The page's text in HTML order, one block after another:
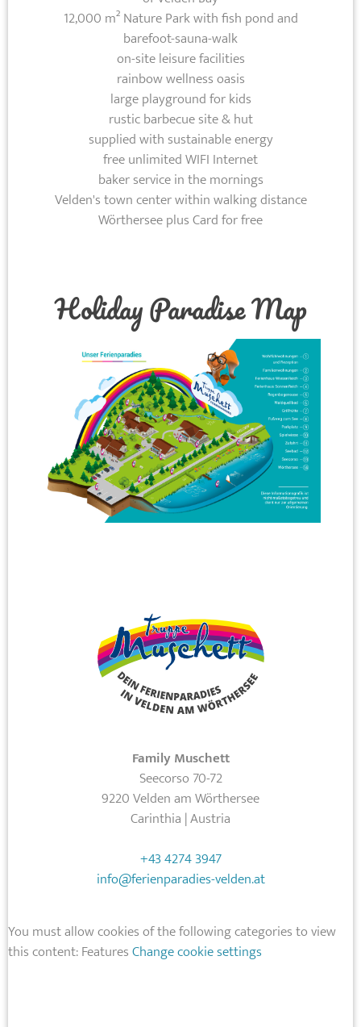
12,000 m² Nature Park with fish pond and
barefoot-sauna-walk
on-site leisure facilities
rainbow wellness oasis
large playground for kids
rustic barbecue site & hut
supplied with sustainable energy
free unlimited WIFI Internet
baker service in the mornings
Velden's town center within walking distance
Wörthersee plus Card for free
Holiday Paradise Map
Family Muschett
Seecorso 70-72
9220 Velden am Wörthersee
Carinthia | Austria
+43 4274 3947
info@ferienparadies-velden.at
You must allow cookies of the following categories to view
this content: FeaturesChange cookie settings